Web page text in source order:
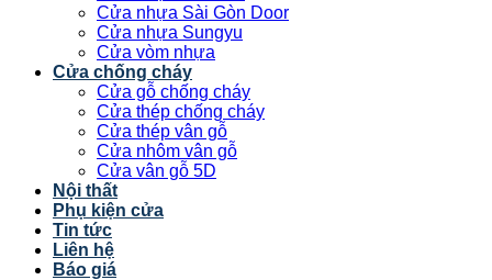
Cửa nhựa Sài Gòn Door
Cửa nhựa Sungyu
Cửa vòm nhựa
Cửa chống cháy
Cửa gỗ chống cháy
Cửa thép chống cháy
Cửa thép vân gỗ
Cửa nhôm vân gỗ
Cửa vân gỗ 5D
Nội thất
Phụ kiện cửa
Tin tức
Liên hệ
Báo giá